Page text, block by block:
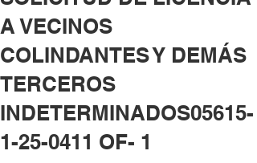
A VECINOS
COLINDANTES Y DEMÁS
TERCEROS
INDETERMINADOS05615-
1-25-0411 OF- 1